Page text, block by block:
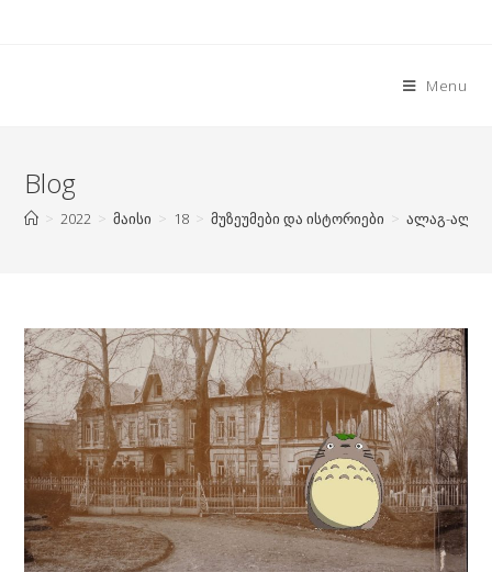
Menu
Blog
> 2022 > მაისი > 18 > მუზეუმები და ისტორიები > ალაგ-ალაგ